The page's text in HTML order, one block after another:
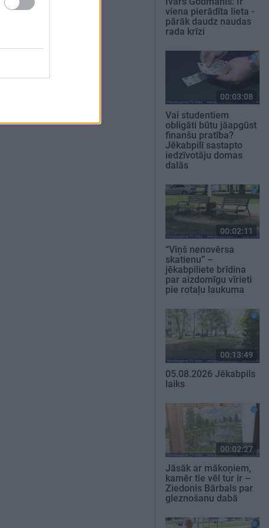
viena pierādīta lieta -
pārāk daudz naudas
rada krīzi
00:03:08
Vai studentiem
obligāti būtu jāapgūst
finanšu pratība?
Jēkabpilī sastapto
iedzīvotāju domas
dalās
00:02:11
“Viņš nenovērsa
skatienu” –
jēkabpiliete brīdina
par aizdomīgu vīrieti
pie rotaļu laukuma
00:13:49
05.08.2026 Jēkabpils
laiks
00:02:27
Jāsāk ar mākoņiem,
kamēr tie vēl tur ir –
Ziedonis Bārbals par
gleznošanu dabā